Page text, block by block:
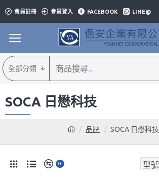
會員註冊 會員登入 FACEBOOK LINE@
全部分類
品牌 SOCA 日懋科技
SOCA 日懋科技
0